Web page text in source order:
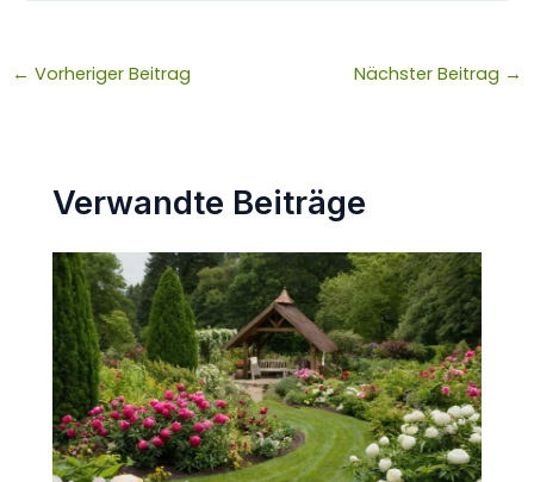
← Vorheriger Beitrag Nächster Beitrag →
Verwandte Beiträge